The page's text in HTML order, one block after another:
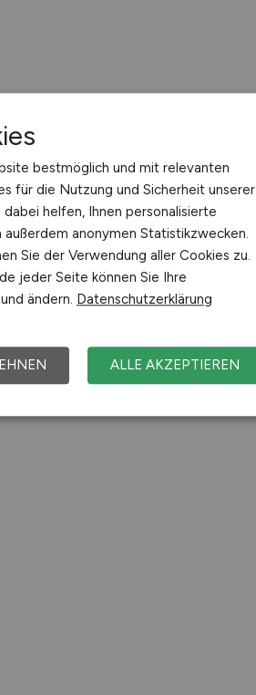
bestmöglich und mit relevanten
für die Nutzung und Sicherheit unserer
helfen, Ihnen personalisierte
anonymen Statistikzwecken.
Sie der Verwendung aller Cookies zu.
jeder Seite können Sie Ihre
ändern. Datenschutzerklärung
ALLE AKZEPTIEREN